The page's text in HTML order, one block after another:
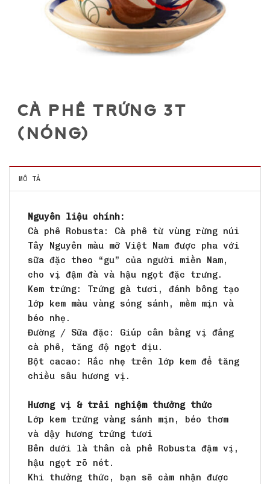
CÀ PHÊ TRỨNG 3T
(NÓNG)
MÔ TẢ
Nguyên liệu chính:
Cà phê Robusta: Cà phê từ vùng rừng núi
Tây Nguyên màu mỡ Việt Nam được pha với
sữa đặc theo “gu” của người miền Nam,
cho vị đậm đà và hậu ngọt đặc trưng.
Kem trứng: Trứng gà tươi, đánh bông tạo
lớp kem màu vàng sóng sánh, mềm mịn và
béo nhẹ.
Đường / Sữa đặc: Giúp cân bằng vị đắng
cà phê, tăng độ ngọt dịu.
Bột cacao: Rắc nhẹ trên lớp kem để tăng
chiều sâu hương vị.
Hương vị & trải nghiệm thưởng thức
Lớp kem trứng vàng sánh mịn, béo thơm
và dậy hương trứng tươi
Bên dưới là thân cà phê Robusta đậm vị,
hậu ngọt rõ nét.
Khi thưởng thức, bạn sẽ cảm nhận được